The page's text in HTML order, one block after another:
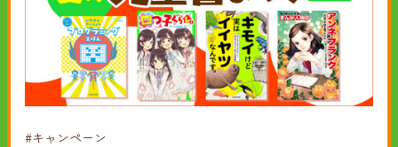
#キャンペーン